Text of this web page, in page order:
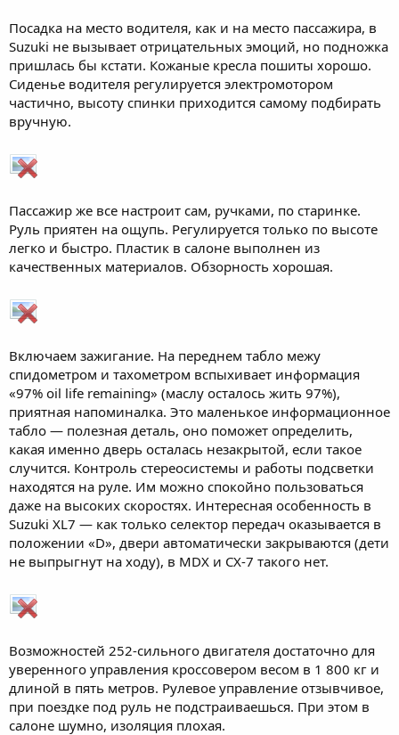
Посадка на место водителя, как и на место пассажира, в
Suzuki не вызывает отрицательных эмоций, но подножка
пришлась бы кстати. Кожаные кресла пошиты хорошо.
Сиденье водителя регулируется электромотором
частично, высоту спинки приходится самому подбирать
вручную.
Пассажир же все настроит сам, ручками, по старинке.
Руль приятен на ощупь. Регулируется только по высоте
легко и быстро. Пластик в салоне выполнен из
качественных материалов. Обзорность хорошая.
Включаем зажигание. На переднем табло межу
спидометром и тахометром вспыхивает информация
«97% oil life remaining» (маслу осталось жить 97%),
приятная напоминалка. Это маленькое информационное
табло — полезная деталь, оно поможет определить,
какая именно дверь осталась незакрытой, если такое
случится. Контроль стереосистемы и работы подсветки
находятся на руле. Им можно спокойно пользоваться
даже на высоких скоростях. Интересная особенность в
Suzuki XL7 — как только селектор передач оказывается в
положении «D», двери автоматически закрываются (дети
не выпрыгнут на ходу), в MDX и CX-7 такого нет.
Возможностей 252-сильного двигателя достаточно для
уверенного управления кроссовером весом в 1 800 кг и
длиной в пять метров. Рулевое управление отзывчивое,
при поездке под руль не подстраиваешься. При этом в
салоне шумно, изоляция плохая.